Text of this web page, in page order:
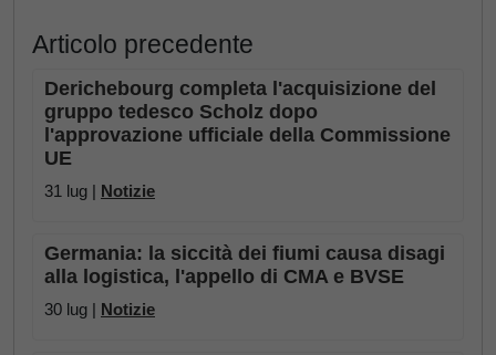
Articolo precedente
Derichebourg completa l'acquisizione del
gruppo tedesco Scholz dopo
l'approvazione ufficiale della Commissione
UE
31 lug | Notizie
Germania: la siccità dei fiumi causa disagi
alla logistica, l'appello di CMA e BVSE
30 lug | Notizie